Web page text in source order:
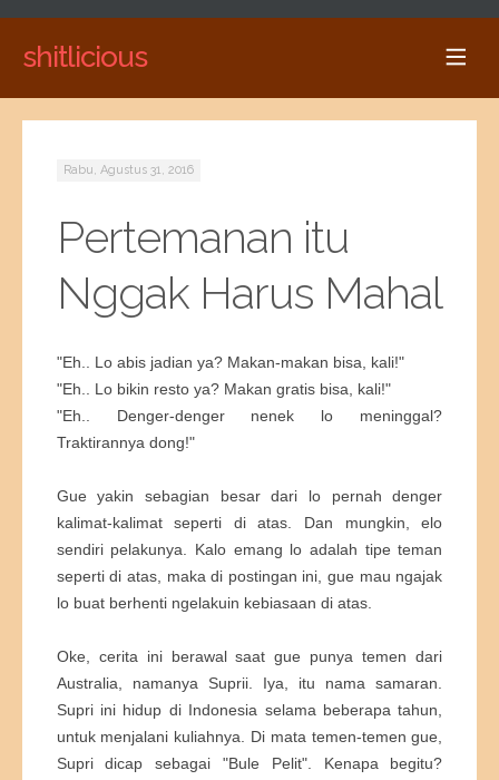
shitlicious
Rabu, Agustus 31, 2016
Pertemanan itu
Nggak Harus Mahal
"Eh.. Lo abis jadian ya? Makan-makan bisa, kali!"
"Eh.. Lo bikin resto ya? Makan gratis bisa, kali!"
"Eh.. Denger-denger nenek lo meninggal?
Traktirannya dong!"
Gue yakin sebagian besar dari lo pernah denger
kalimat-kalimat seperti di atas. Dan mungkin, elo
sendiri pelakunya. Kalo emang lo adalah tipe teman
seperti di atas, maka di postingan ini, gue mau ngajak
lo buat berhenti ngelakuin kebiasaan di atas.
Oke, cerita ini berawal saat gue punya temen dari
Australia, namanya Suprii. Iya, itu nama samaran.
Supri ini hidup di Indonesia selama beberapa tahun,
untuk menjalani kuliahnya. Di mata temen-temen gue,
Supri dicap sebagai "Bule Pelit". Kenapa begitu?